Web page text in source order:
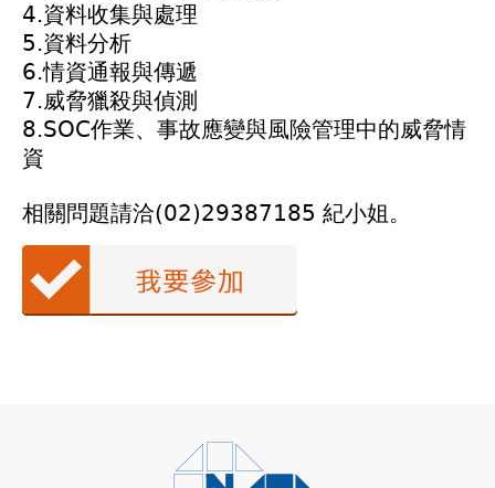
4.資料收集與處理
5.資料分析
6.情資通報與傳遞
7.威脅獵殺與偵測
8.SOC作業、事故應變與風險管理中的威脅情
資
相關問題請洽(02)29387185 紀小姐。